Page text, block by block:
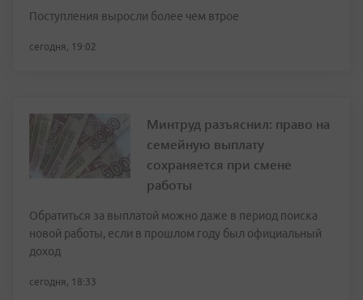
Поступления выросли более чем втрое
сегодня, 19:02
Минтруд разъяснил: право на
семейную выплату
сохраняется при смене
работы
Обратиться за выплатой можно даже в период поиска
новой работы, если в прошлом году был официальный
доход
сегодня, 18:33